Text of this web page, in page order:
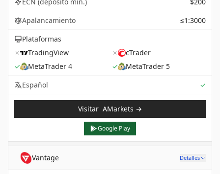
Apalancamiento
≤1:3000
Plataformas
✗
TradingView ✗
cTrader
✓
MetaTrader 4 ✓
MetaTrader 5
Español
✓
Visitar AMarkets →
Google Play
Vantage Detalles